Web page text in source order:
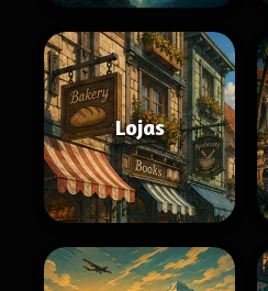
Lojas